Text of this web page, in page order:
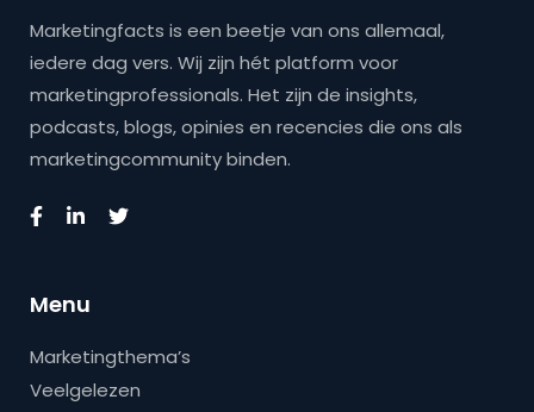
Marketingfacts is een beetje van ons allemaal,
iedere dag vers. Wij zijn hét platform voor
marketingprofessionals. Het zijn de insights,
podcasts, blogs, opinies en recencies die ons als
marketingcommunity binden.
Menu
Marketingthema’s
Veelgelezen